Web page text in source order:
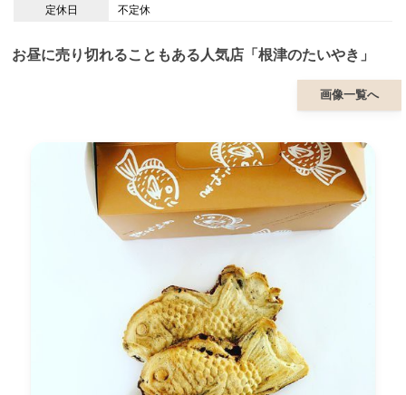
定休日
不定休
お昼に売り切れることもある人気店「根津のたいやき」
画像一覧へ